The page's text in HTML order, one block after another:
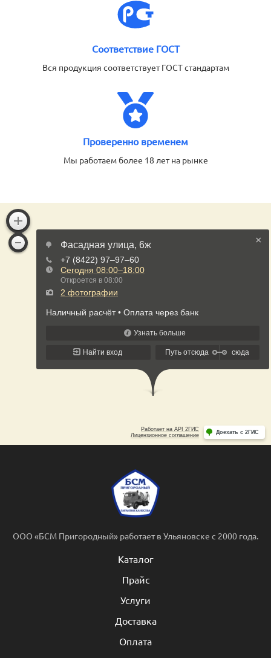
Соответствие ГОСТ
Вся продукция соответствует ГОСТ стандартам
Проверенно временем
Мы работаем более 18 лет на рынке
ООО «БСМ Пригородный» работает в Ульяновске с 2000 года.
Каталог
Прайс
Услуги
Доставка
Оплата